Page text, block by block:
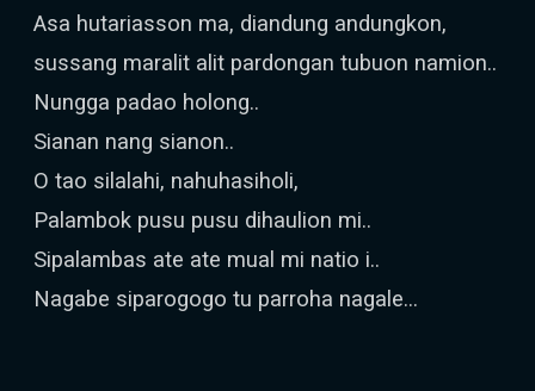
Asa hutariasson ma, diandung andungkon,
sussang maralit alit pardongan tubuon namion..
Nungga padao holong..
Sianan nang sianon..
O tao silalahi, nahuhasiholi,
Palambok pusu pusu dihaulion mi..
Sipalambas ate ate mual mi natio i..
Nagabe siparogogo tu parroha nagale...